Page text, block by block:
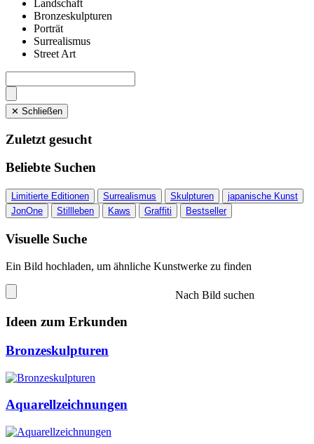
Landschaft
Bronzeskulpturen
Porträt
Surrealismus
Street Art
✕ Schließen
Zuletzt gesucht
Beliebte Suchen
Limitierte Editionen Surrealismus Skulpturen
japanische Kunst
JonOne
Stillleben Kaws Graffiti Bestseller
Visuelle Suche
Ein Bild hochladen, um ähnliche Kunstwerke zu finden
Nach Bild suchen
Ideen zum Erkunden
Bronzeskulpturen
Aquarellzeichnungen